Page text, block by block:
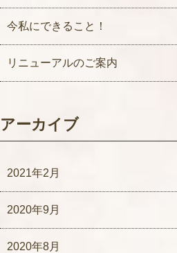
今私にできること！
リニューアルのご案内
アーカイブ
2021年2月
2020年9月
2020年8月